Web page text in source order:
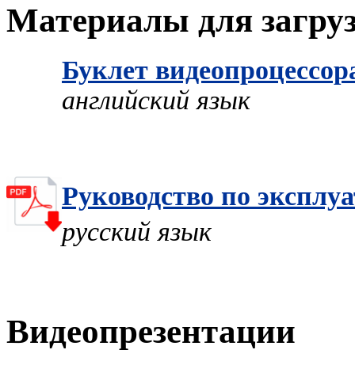
Материалы для
Буклет
английский язык
Руководство по
русский язык
Видеопрезентации